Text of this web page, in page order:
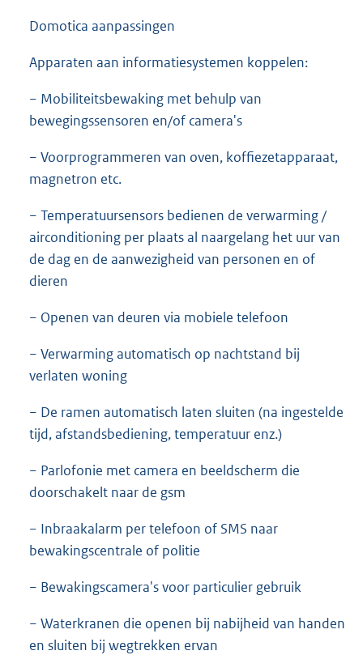
Domotica aanpassingen
Apparaten aan informatiesystemen koppelen:
− Mobiliteitsbewaking met behulp van
bewegingssensoren en/of camera's
− Voorprogrammeren van oven, koffiezetapparaat,
magnetron etc.
− Temperatuursensors bedienen de verwarming /
airconditioning per plaats al naargelang het uur van
de dag en de aanwezigheid van personen en of
dieren
− Openen van deuren via mobiele telefoon
− Verwarming automatisch op nachtstand bij
verlaten woning
− De ramen automatisch laten sluiten (na ingestelde
tijd, afstandsbediening, temperatuur enz.)
− Parlofonie met camera en beeldscherm die
doorschakelt naar de gsm
− Inbraakalarm per telefoon of SMS naar
bewakingscentrale of politie
− Bewakingscamera's voor particulier gebruik
− Waterkranen die openen bij nabijheid van handen
en sluiten bij wegtrekken ervan